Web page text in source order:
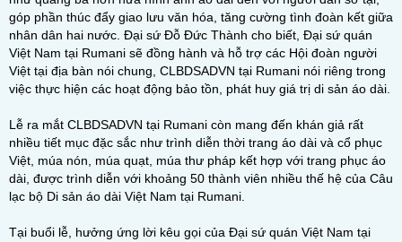
góp phần thúc đẩy giao lưu văn hóa, tăng cường tình đoàn kết giữa
nhân dân hai nước. Đại sứ Đỗ Đức Thành cho biết, Đại sứ quán
Việt Nam tại Rumani sẽ đồng hành và hỗ trợ các Hội đoàn người
Việt tại địa bàn nói chung, CLBDSADVN tại Rumani nói riêng trong
việc thực hiện các hoạt động bảo tồn, phát huy giá trị di sản áo dài.
Lễ ra mắt CLBDSADVN tại Rumani còn mang đến khán giả rất
nhiều tiết mục đặc sắc như trình diễn thời trang áo dài và cổ phục
Việt, múa nón, múa quạt, múa thư pháp kết hợp với trang phục áo
dài, được trình diễn với khoảng 50 thành viên nhiều thế hệ của Câu
lạc bộ Di sản áo dài Việt Nam tại Rumani.
Tại buổi lễ, hưởng ứng lời kêu gọi của Đại sứ quán Việt Nam tại